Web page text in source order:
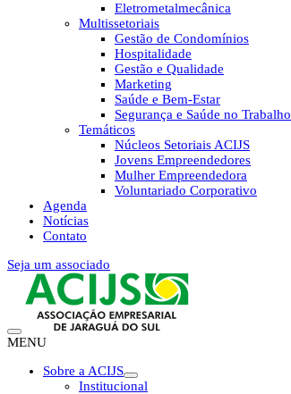
Eletrometalmecânica
Multissetoriais
Gestão de Condomínios
Hospitalidade
Gestão e Qualidade
Marketing
Saúde e Bem-Estar
Segurança e Saúde no Trabalho
Temáticos
Núcleos Setoriais ACIJS
Jovens Empreendedores
Mulher Empreendedora
Voluntariado Corporativo
Agenda
Notícias
Contato
Seja um associado
MENU
Sobre a ACIJS
Institucional